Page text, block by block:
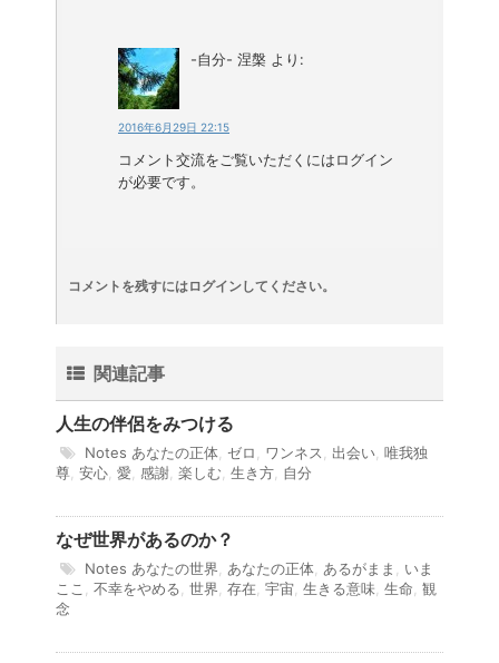
-自分- 涅槃 より:
2016年6月29日 22:15
コメント交流をご覧いただくにはログイン
が必要です。
コメントを残すにはログインしてください。
関連記事
人生の伴侶をみつける
Notes あなたの正体 ゼロ ワンネス 出会い 唯我独
尊 安心 愛 感謝 楽しむ 生き方 自分
なぜ世界があるのか？
Notes あなたの世界 あなたの正体 あるがまま
いま
ここ
不幸をやめる 世界 存在 宇宙 生きる意味 生命 観
念